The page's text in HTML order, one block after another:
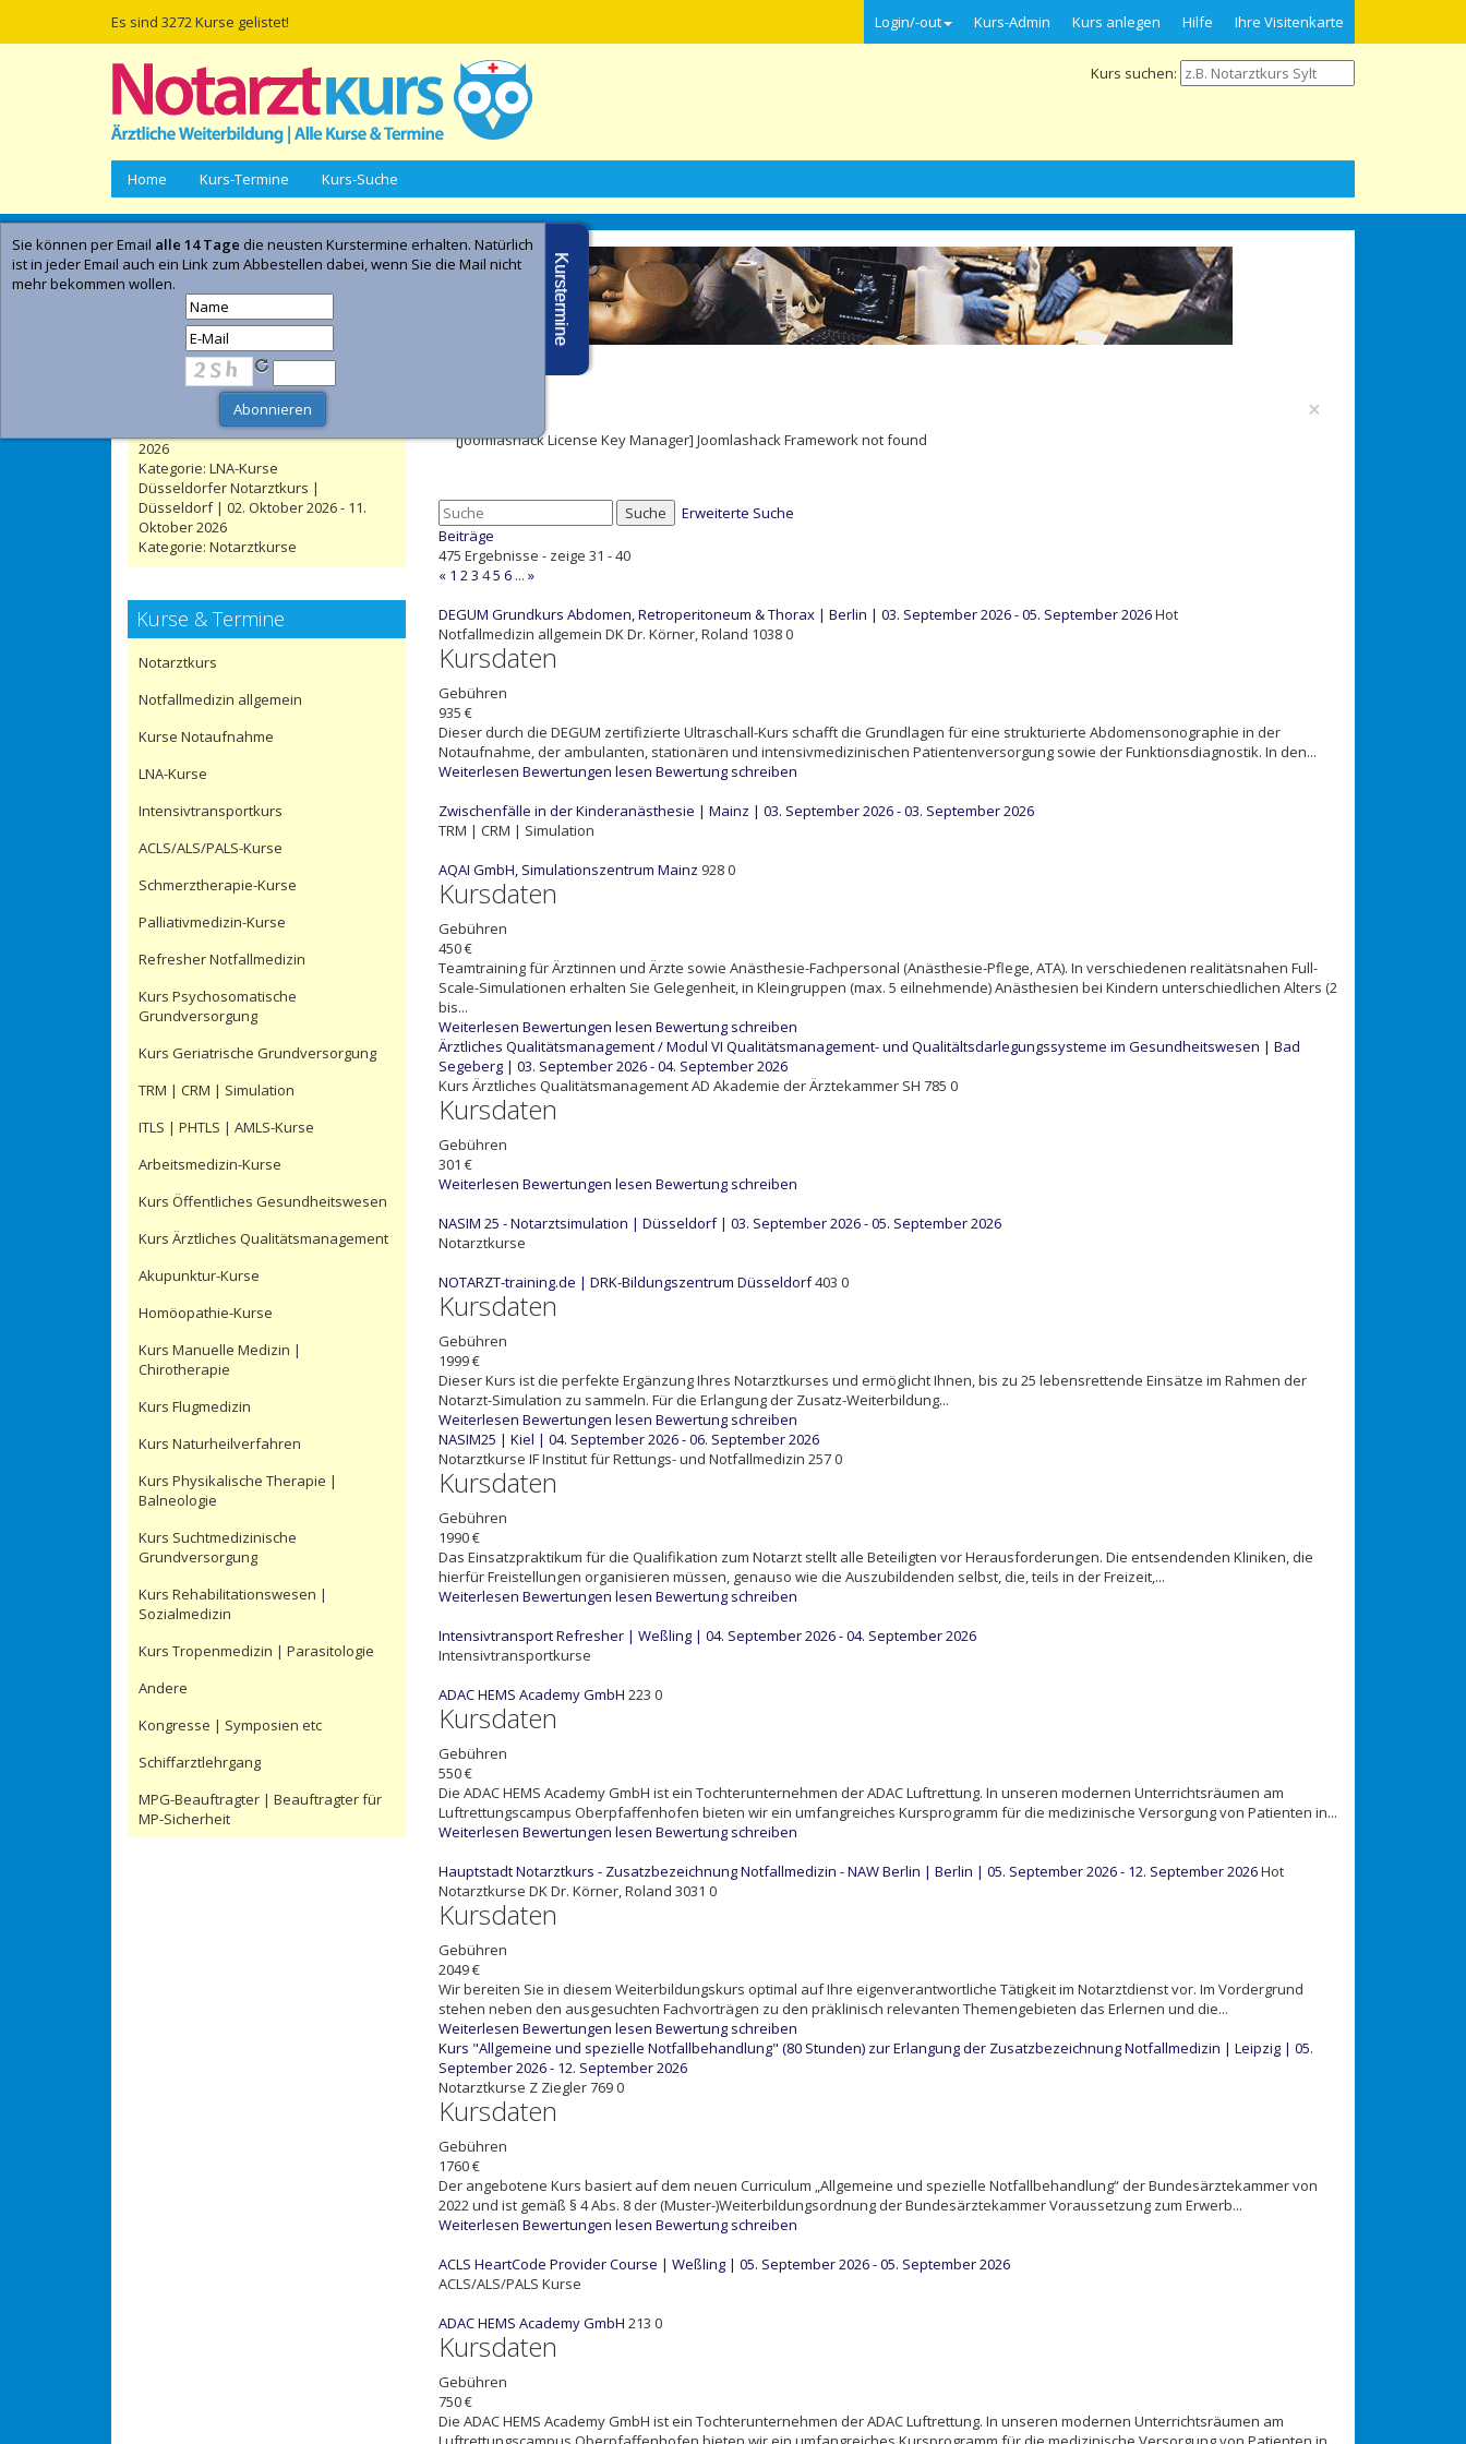
Es sind 3272 Kurse gelistet! Login/-out Kurs-Admin Kurs anlegen Hilfe Ihre Visitenkarte
Kurs suchen:
Home Kurs-Termine Kurs-Suche
×
[Joomlashack License Key Manager] Joomlashack Framework not found
Suche
Erweiterte Suche
Beiträge
475 Ergebnisse - zeige 31 - 40
« 1 23 45 6 ... »
DEGUM Grundkurs Abdomen, Retroperitoneum & Thorax | Berlin | 03. September 2026 - 05. September 2026Hot
Notfallmedizin allgemein DKDr. Körner, Roland 10380
Kursdaten
Gebühren
935 €
Dieser durch die DEGUM zertifizierte Ultraschall-Kurs schafft die Grundlagen für eine strukturierte Abdomensonographie in der
Notaufnahme, der ambulanten, stationären und intensivmedizinischen Patientenversorgung sowie der Funktionsdiagnostik. In den...
Weiterlesen Bewertungen lesen Bewertung schreiben
Zwischenfälle in der Kinderanästhesie | Mainz | 03. September 2026 - 03. September 2026
TRM | CRM | Simulation
AQAI GmbH, Simulationszentrum Mainz 9280
Kursdaten
Gebühren
450 €
Teamtraining für Ärztinnen und Ärzte sowie Anästhesie-Fachpersonal (Anästhesie-Pflege, ATA). In verschiedenen realitätsnahen Full-
Scale-Simulationen erhalten Sie Gelegenheit, in Kleingruppen (max. 5 eilnehmende) Anästhesien bei Kindern unterschiedlichen Alters (2
bis...
Weiterlesen Bewertungen lesen Bewertung schreiben
Ärztliches Qualitätsmanagement / Modul VI Qualitätsmanagement- und Qualitältsdarlegungssysteme im Gesundheitswesen | Bad
Segeberg | 03. September 2026 - 04. September 2026
Kurs Ärztliches QualitätsmanagementAD Akademie der Ärztekammer SH 785 0
Kursdaten
Gebühren
301 €
Weiterlesen Bewertungen lesen Bewertung schreiben
NASIM 25 - Notarztsimulation | Düsseldorf | 03. September 2026 - 05. September 2026
Notarztkurse
NOTARZT-training.de | DRK-Bildungszentrum Düsseldorf403 0
Kursdaten
Gebühren
1999 €
Dieser Kurs ist die perfekte Ergänzung Ihres Notarztkurses und ermöglicht Ihnen, bis zu 25 lebensrettende Einsätze im Rahmen der
Notarzt-Simulation zu sammeln. Für die Erlangung der Zusatz-Weiterbildung...
Weiterlesen Bewertungen lesen Bewertung schreiben
NASIM25 | Kiel | 04. September 2026 - 06. September 2026
Notarztkurse IFInstitut für Rettungs- und Notfallmedizin 2570
Kursdaten
Gebühren
1990 €
Das Einsatzpraktikum für die Qualifikation zum Notarzt stellt alle Beteiligten vor Herausforderungen. Die entsendenden Kliniken, die
hierfür Freistellungen organisieren müssen, genauso wie die Auszubildenden selbst, die, teils in der Freizeit,...
Weiterlesen Bewertungen lesen Bewertung schreiben
Intensivtransport Refresher | Weßling | 04. September 2026 - 04. September 2026
Intensivtransportkurse
ADAC HEMS Academy GmbH 223 0
Kursdaten
Gebühren
550 €
Die ADAC HEMS Academy GmbH ist ein Tochterunternehmen der ADAC Luftrettung. In unseren modernen Unterrichtsräumen am
Luftrettungscampus Oberpfaffenhofen bieten wir ein umfangreiches Kursprogramm für die medizinische Versorgung von Patienten in...
Weiterlesen Bewertungen lesen Bewertung schreiben
Hauptstadt Notarztkurs - Zusatzbezeichnung Notfallmedizin - NAW Berlin | Berlin | 05. September 2026 - 12. September 2026Hot
Notarztkurse DKDr. Körner, Roland 3031 0
Kursdaten
Gebühren
2049 €
Wir bereiten Sie in diesem Weiterbildungskurs optimal auf Ihre eigenverantwortliche Tätigkeit im Notarztdienst vor. Im Vordergrund
stehen neben den ausgesuchten Fachvorträgen zu den präklinisch relevanten Themengebieten das Erlernen und die...
Weiterlesen Bewertungen lesen Bewertung schreiben
Kurs "Allgemeine und spezielle Notfallbehandlung" (80 Stunden) zur Erlangung der Zusatzbezeichnung Notfallmedizin | Leipzig | 05.
September 2026 - 12. September 2026
Notarztkurse Z Ziegler7690
Kursdaten
Gebühren
1760 €
Der angebotene Kurs basiert auf dem neuen Curriculum „Allgemeine und spezielle Notfallbehandlung“ der Bundesärztekammer von
2022 und ist gemäß § 4 Abs. 8 der (Muster-)Weiterbildungsordnung der Bundesärztekammer Voraussetzung zum Erwerb...
Weiterlesen Bewertungen lesen Bewertung schreiben
ACLS HeartCode Provider Course | Weßling | 05. September 2026 - 05. September 2026
ACLS/ALS/PALS Kurse
ADAC HEMS Academy GmbH 213 0
Kursdaten
Gebühren
750 €
Die ADAC HEMS Academy GmbH ist ein Tochterunternehmen der ADAC Luftrettung. In unseren modernen Unterrichtsräumen am
Empfohlene Kurse | Anzeige
Telenotarztkurs: Curriculärer Kurs |
Düsseldorf | 24. November 2026 - 06.
Dezember 2026
Kategorie: Notarztkurse
Leitender Notarzt - LNA / Orgl Kurs
Online-Präsenzseminar | Düsseldorf
| 19. September 2026 - 27. September
2026
Kategorie: LNA-Kurse
Düsseldorfer Notarztkurs |
Düsseldorf | 02. Oktober 2026 - 11.
Oktober 2026
Kategorie: Notarztkurse
Kurse & Termine
Notarztkurs
Notfallmedizin allgemein
Kurse Notaufnahme
LNA-Kurse
Intensivtransportkurs
ACLS/ALS/PALS-Kurse
Schmerztherapie-Kurse
Palliativmedizin-Kurse
Refresher Notfallmedizin
Kurs Psychosomatische
Grundversorgung
Kurs Geriatrische Grundversorgung
TRM | CRM | Simulation
ITLS | PHTLS | AMLS-Kurse
Arbeitsmedizin-Kurse
Kurs Öffentliches Gesundheitswesen
Kurs Ärztliches Qualitätsmanagement
Akupunktur-Kurse
Homöopathie-Kurse
Kurs Manuelle Medizin |
Chirotherapie
Kurs Flugmedizin
Kurs Naturheilverfahren
Kurs Physikalische Therapie |
Balneologie
Kurs Suchtmedizinische
Grundversorgung
Kurs Rehabilitationswesen |
Sozialmedizin
Kurs Tropenmedizin | Parasitologie
Andere
Kongresse | Symposien etc
Schiffarztlehrgang
MPG-Beauftragter | Beauftragter für
MP-Sicherheit
Kurstermine
Sie können per Email alle 14 Tage die neusten Kurstermine erhalten. Natürlich
ist in jeder Email auch ein Link zum Abbestellen dabei, wenn Sie die Mail nicht
mehr bekommen wollen.